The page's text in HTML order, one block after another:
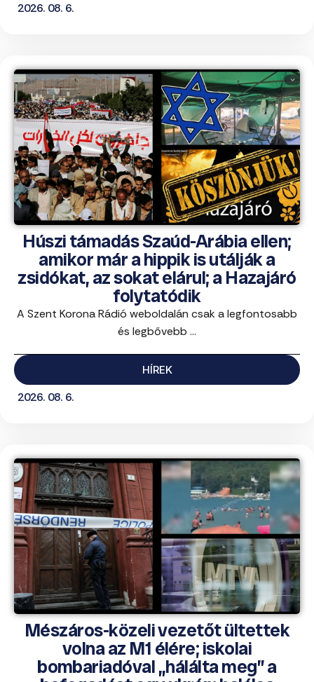
2026. 08. 6.
Húszi támadás Szaúd-Arábia ellen;
amikor már a hippik is utálják a
zsidókat, az sokat elárul; a Hazajáró
folytatódik
A Szent Korona Rádió weboldalán csak a legfontosabb
és legbővebb ...
HÍREK
2026. 08. 6.
Mészáros-közeli vezetőt ültettek
volna az M1 élére; iskolai
bombariadóval „hálálta meg” a